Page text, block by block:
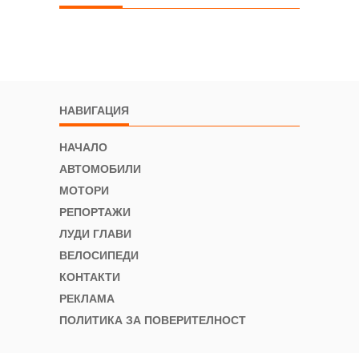
НАВИГАЦИЯ
НАЧАЛО
АВТОМОБИЛИ
МОТОРИ
РЕПОРТАЖИ
ЛУДИ ГЛАВИ
ВЕЛОСИПЕДИ
КОНТАКТИ
РЕКЛАМА
ПОЛИТИКА ЗА ПОВЕРИТЕЛНОСТ